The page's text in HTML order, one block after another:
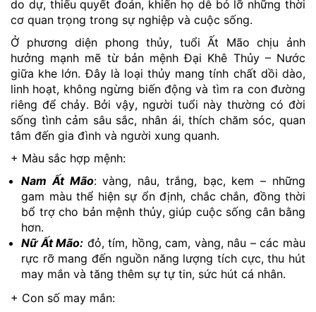
do dự, thiếu quyết đoán, khiến họ dễ bỏ lỡ những thời
cơ quan trọng trong sự nghiệp và cuộc sống.
Ở phương diện phong thủy, tuổi Ất Mão chịu ảnh
hưởng mạnh mẽ từ bản mệnh Đại Khê Thủy – Nước
giữa khe lớn. Đây là loại thủy mang tính chất dồi dào,
linh hoạt, không ngừng biến động và tìm ra con đường
riêng để chảy. Bởi vậy, người tuổi này thường có đời
sống tình cảm sâu sắc, nhân ái, thích chăm sóc, quan
tâm đến gia đình và người xung quanh.
+ Màu sắc hợp mệnh:
Nam Ất Mão: vàng, nâu, trắng, bạc, kem – những
gam màu thể hiện sự ổn định, chắc chắn, đồng thời
bổ trợ cho bản mệnh thủy, giúp cuộc sống cân bằng
hơn.
Nữ Ất Mão: đỏ, tím, hồng, cam, vàng, nâu – các màu
rực rỡ mang đến nguồn năng lượng tích cực, thu hút
may mắn và tăng thêm sự tự tin, sức hút cá nhân.
+ Con số may mắn: